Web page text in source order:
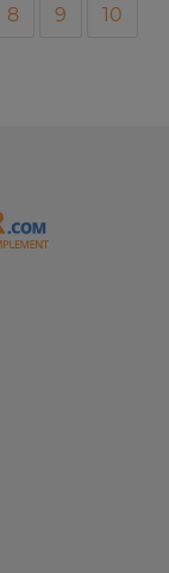
8 9
10